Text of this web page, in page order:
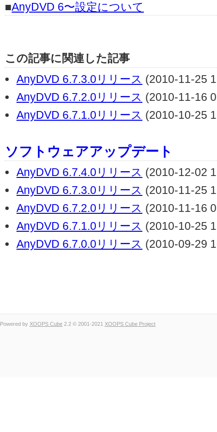
■AnyDVD 6〜設定について
この記事に関連した記事
AnyDVD 6.7.3.0リリース (2010-11-25
AnyDVD 6.7.2.0リリース (2010-11-16
AnyDVD 6.7.1.0リリース (2010-10-25
ソフトウェアアップデート
AnyDVD 6.7.4.0リリース (2010-12-02
AnyDVD 6.7.3.0リリース (2010-11-25
AnyDVD 6.7.2.0リリース (2010-11-16
AnyDVD 6.7.1.0リリース (2010-10-25
AnyDVD 6.7.0.0リリース (2010-09-29
Powered by XOOPS Cube 2.2 © 2001-2021 XOOPS Cube Project